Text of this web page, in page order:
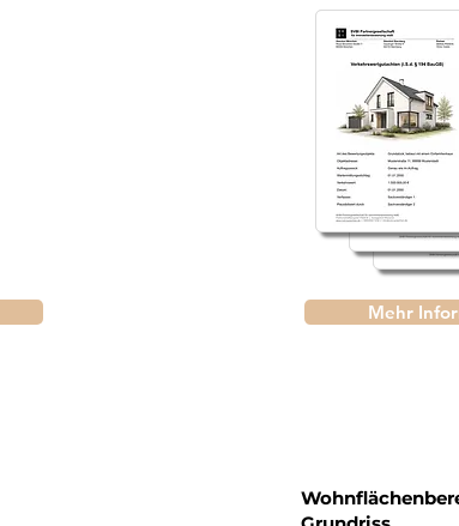
Mehr